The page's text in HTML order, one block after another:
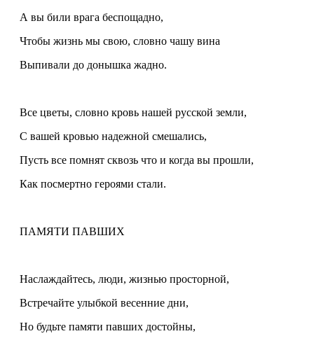
А вы били врага беспощадно,
Чтобы жизнь мы свою, словно чашу вина
Выпивали до донышка жадно.
Все цветы, словно кровь нашей русской земли,
С вашей кровью надежной смешались,
Пусть все помнят сквозь что и когда вы прошли,
Как посмертно героями стали.
ПАМЯТИ ПАВШИХ
Наслаждайтесь, люди, жизнью просторной,
Встречайте улыбкой весенние дни,
Но будьте памяти павших достойны,